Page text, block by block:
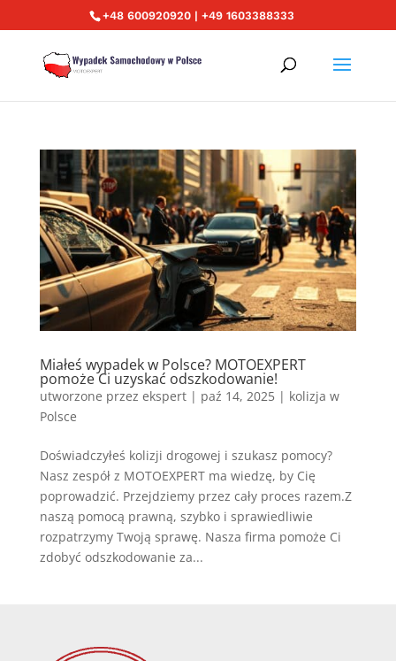
+48 600920920 | +49 1603388333
Miałeś wypadek w Polsce? MOTOEXPERT
pomoże Ci uzyskać odszkodowanie!
utworzone przez ekspert| paź 14, 2025| kolizja w
Polsce
Doświadczyłeś kolizji drogowej i szukasz pomocy?
Nasz zespół z MOTOEXPERT ma wiedzę, by Cię
poprowadzić. Przejdziemy przez cały proces razem.Z
naszą pomocą prawną, szybko i sprawiedliwie
rozpatrzymy Twoją sprawę. Nasza firma pomoże Ci
zdobyć odszkodowanie za...